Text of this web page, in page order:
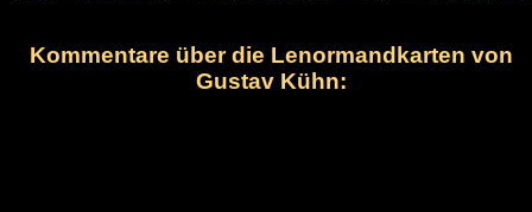
Kommentare über die Lenormandkarten von
Gustav Kühn: